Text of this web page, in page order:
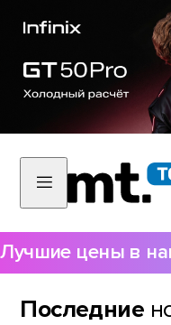
Лучшие цены в
Последние